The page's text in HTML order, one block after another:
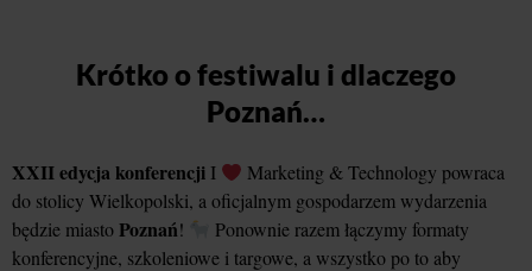
Krótko o festiwalu i dlaczego
Poznań…
XXII edycja konferencji I
Marketing & Technology powraca
do stolicy Wielkopolski, a oficjalnym gospodarzem wydarzenia
będzie miasto Poznań!
Ponownie razem łączymy formaty
konferencyjne, szkoleniowe i targowe, a wszystko po to aby